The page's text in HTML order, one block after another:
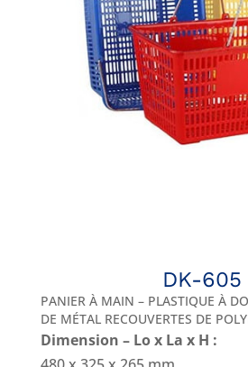
DK-605
PANIER À MAIN – PLASTIQUE À
DE MÉTAL RECOUVERTES DE
Dimension – Lo x La x H :